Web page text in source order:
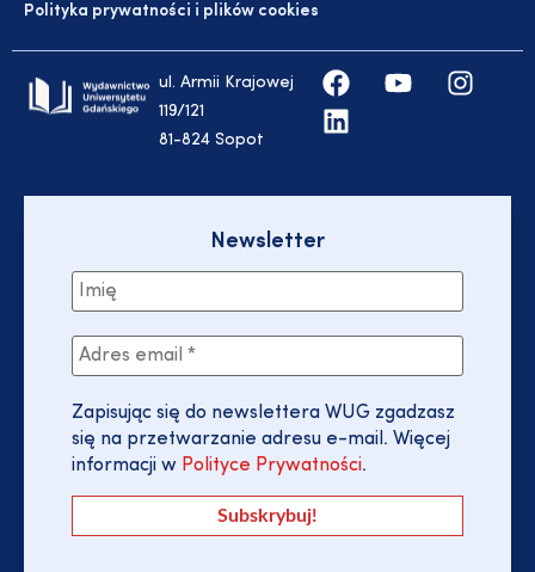
Polityka prywatności i plików cookies
ul. Armii Krajowej
119/121
81-824 Sopot
Newsletter
Zapisując się do newslettera WUG zgadzasz
się na przetwarzanie adresu e-mail. Więcej
informacji w Polityce Prywatności.